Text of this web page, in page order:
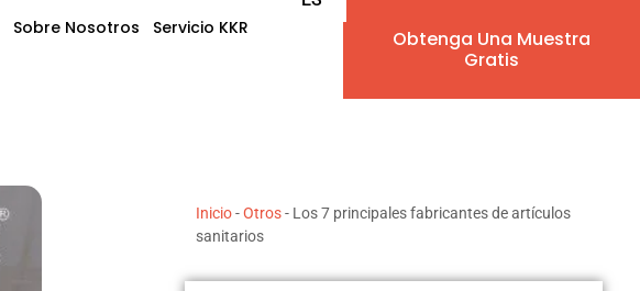
Sobre Nosotros Servicio KKR
FR
Obtenga Una Muestra
Gratis
Inicio-Otros- Los 7 principales fabricantes de artículos
sanitarios